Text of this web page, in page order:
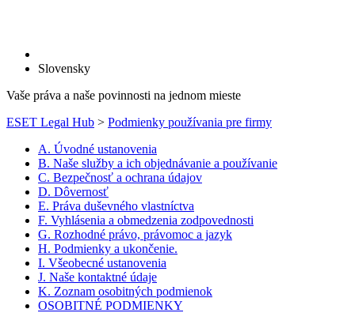
Slovensky
Vaše práva a naše povinnosti na jednom mieste
ESET Legal Hub > Podmienky používania pre firmy
A. Úvodné ustanovenia
B. Naše služby a ich objednávanie a používanie
C. Bezpečnosť a ochrana údajov
D. Dôvernosť
E. Práva duševného vlastníctva
F. Vyhlásenia a obmedzenia zodpovednosti
G. Rozhodné právo, právomoc a jazyk
H. Podmienky a ukončenie.
I. Všeobecné ustanovenia
J. Naše kontaktné údaje
K. Zoznam osobitných podmienok
OSOBITNÉ PODMIENKY